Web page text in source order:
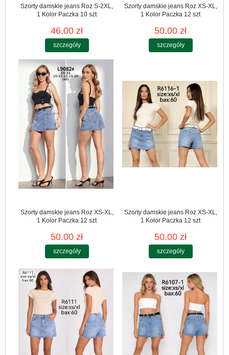
Szorty damskie jeans Roz S-2XL,
1 Kolor Paczka 10 szt
46.00 zł
szczegóły
Szorty damskie jeans Roz XS-XL,
1 Kolor Paczka 12 szt
50.00 zł
szczegóły
Szorty damskie jeans Roz XS-XL,
1 Kolor Paczka 12 szt
50.00 zł
szczegóły
Szorty damskie jeans Roz XS-XL,
1 Kolor Paczka 12 szt
50.00 zł
szczegóły